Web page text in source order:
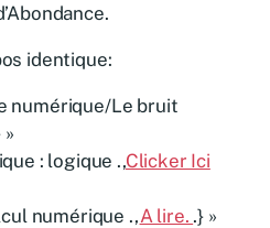
identique:
numérique/Le bruit
»
: logique .,Clicker Ici
numérique .,A lire. .} »